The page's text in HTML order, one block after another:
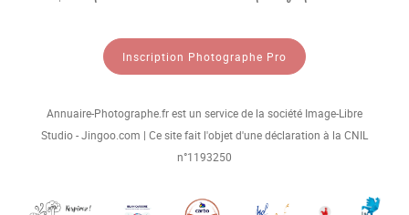
Inscription Photographe Pro
Annuaire-Photographe.fr est un service de la société Image-Libre
Studio - Jingoo.com | Ce site fait l'objet d'une déclaration à la CNIL
n°1193250